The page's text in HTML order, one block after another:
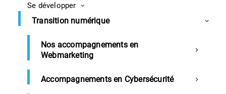
Se développer
Transition numérique
Nos accompagnements en
Webmarketing
Accompagnements en Cybersécurité
Développement commercial
Introduction aux outils de CRM
pour les TPE/PME